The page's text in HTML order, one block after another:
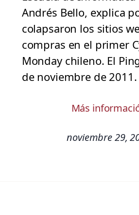
Andrés Bello, explica
colapsaron los sitios
compras en el primer
Monday chileno. El
de noviembre de 2011.
Más
noviembre 29,